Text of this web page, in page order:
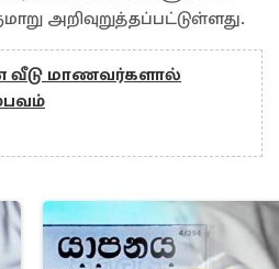
அறிவுறுத்தப்பட்டுள்ளது.
வீடு மாணவர்களால்